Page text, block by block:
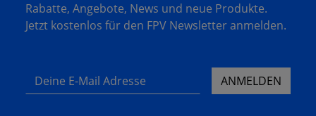
Rabatte, Angebote, News und neue Produkte.
Jetzt kostenlos für den FPV Newsletter anmelden.
Deine E-Mail Adresse ANMELDEN